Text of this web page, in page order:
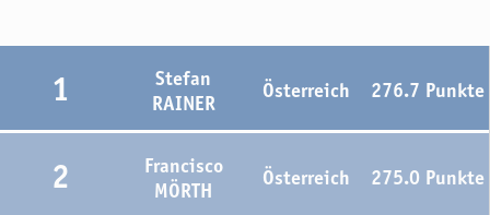
1
2
Stefan
RAINER
Francisco
MÖRTH
Österreich
Österreich
276.7 Punkte
275.0 Punkte